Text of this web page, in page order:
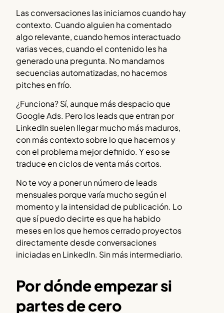
Las conversaciones las iniciamos cuando hay
contexto. Cuando alguien ha comentado
algo relevante, cuando hemos interactuado
varias veces, cuando el contenido les ha
generado una pregunta. No mandamos
secuencias automatizadas, no hacemos
pitches en frío.
¿Funciona? Sí, aunque más despacio que
Google Ads. Pero los leads que entran por
LinkedIn suelen llegar mucho más maduros,
con más contexto sobre lo que hacemos y
con el problema mejor definido. Y eso se
traduce en ciclos de venta más cortos.
No te voy a poner un número de leads
mensuales porque varía mucho según el
momento y la intensidad de publicación. Lo
que sí puedo decirte es que ha habido
meses en los que hemos cerrado proyectos
directamente desde conversaciones
iniciadas en LinkedIn. Sin más intermediario.
Por dónde empezar si
partes de cero